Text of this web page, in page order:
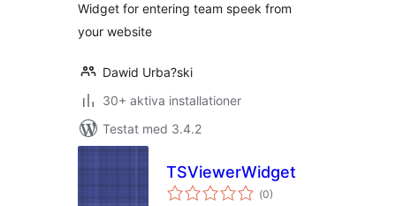
Widget for entering team speek from
your website
Dawid Urba?ski
30+ aktiva installationer
Testat med 3.4.2
TSViewerWidget
(Totalt
antal
0)